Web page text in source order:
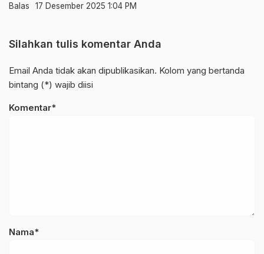
Balas 17 Desember 2025 1:04 PM
Silahkan tulis komentar Anda
Email Anda tidak akan dipublikasikan. Kolom yang bertanda
bintang (*) wajib diisi
Komentar*
Nama*